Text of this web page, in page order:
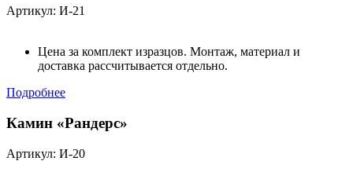
Артикул: И-21
Цена за комплект изразцов. Монтаж, материал и
доставка рассчитывается отдельно.
Подробнее
Камин «Рандерс»
Артикул: И-20